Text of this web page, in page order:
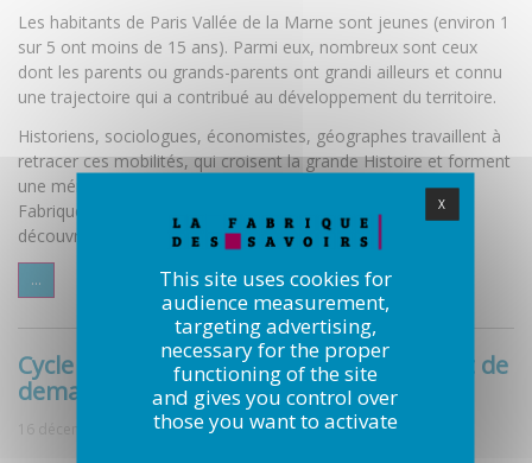
Les habitants de Paris Vallée de la Marne sont jeunes (environ 1
sur 5 ont moins de 15 ans). Parmi eux, nombreux sont ceux
dont les parents ou grands-parents ont grandi ailleurs et connu
une trajectoire qui a contribué au développement du territoire.
Historiens, sociologues, économistes, géographes travaillent à
retracer ces mobilités, qui croisent la grande Histoire et forment
une mémoire qui se transmet à travers les générations. La
Fabrique des savoirs vous invite à remonter le temps pour
découvrir les recherches originales menées sur ce thème.
...
Cycle de discussions : Nos trains d'hier et de
demain
X
This site uses cookies for
audience measurement,
targeting advertising,
necessary for the proper
functioning of the site
and gives you control over
those you want to activate